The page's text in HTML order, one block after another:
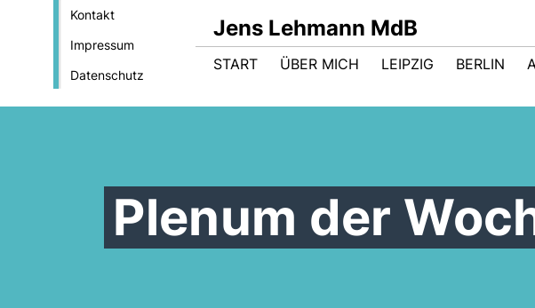
Kontakt
Impressum
Datenschutz
Jens Lehmann MdB
START ÜBER MICH LEIPZIG BERLIN
Plenum der